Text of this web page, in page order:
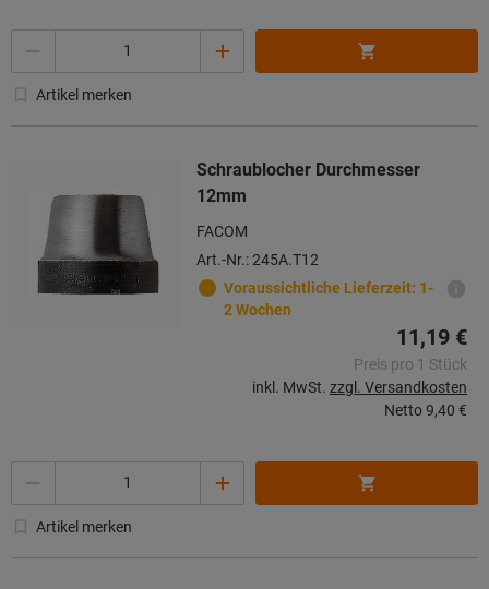
Artikel merken
Schraublocher Durchmesser
12mm
FACOM
Art.-Nr.: 245A.T12
Voraussichtliche Lieferzeit: 1-
2 Wochen
11,19 €
Preis pro 1 Stück
inkl. MwSt. zzgl. Versandkosten
Netto9,40 €
Artikel merken